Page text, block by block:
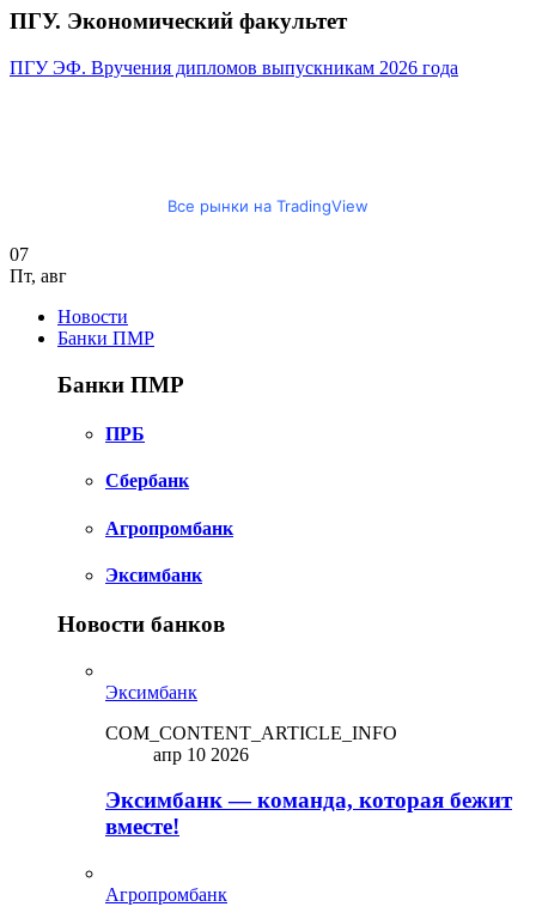
ПГУ. Экономический факультет
ПГУ ЭФ. Вручения дипломов выпускникам 2026 года
Все рынки на TradingView
07
Пт, авг
Новости
Банки ПМР
Банки ПМР
ПРБ
Сбербанк
Агропромбанк
Эксимбанк
Новости банков
Эксимбанк
COM_CONTENT_ARTICLE_INFO
апр 10 2026
Эксимбанк — команда, которая бежит
вместе!
Агропромбанк